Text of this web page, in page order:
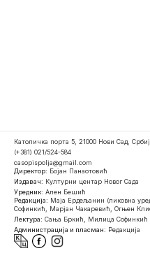
Католичка порта 5, 21000 Нови Сад,
(+381) 021/524-584
casopispolja@gmail.com
Директор: Бојан Панаотовић
Издавач: Културни центар Новог Сада
Уредник: Ален Бешић
Редакција: Маја Ердељанин (ликовна
Софинкић, Марјан Чакаревић, Огњен
Лектура: Сања Бркић, Милица Софинкић
Администрација и пласман: Редакција